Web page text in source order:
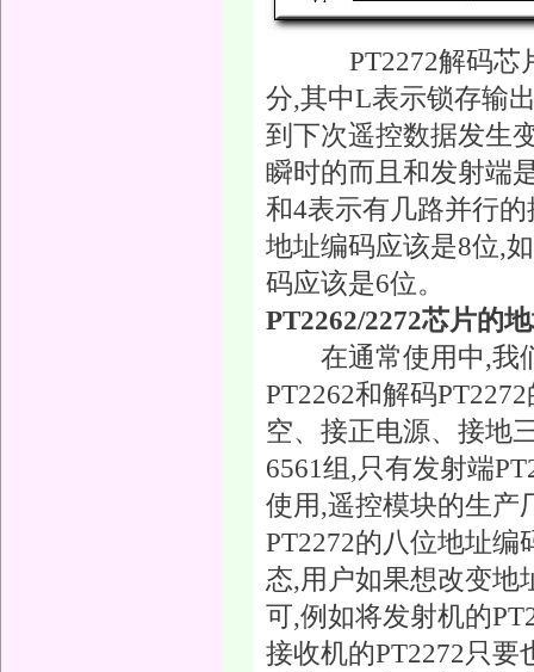
PT2272解码芯
分,其中L表示锁存输
到下次遥控数据发生
瞬时的而且和发射端
和4表示有几路并行
地址编码应该是8位,
码应该是6位。
PT2262/2272芯片的
在通常使用中,我
PT2262和解码
空、接正电源、接地
6561组,只有发射端
使用,遥控模块的生产
PT2272的八位地址
态,用户如果想改变地
可,例如将发射机的
接收机的PT2272只